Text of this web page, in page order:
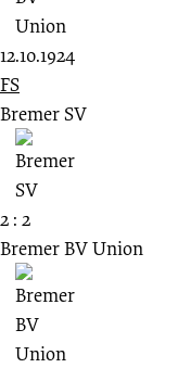
12.10.1924
FS
Bremer SV
2 : 2
Bremer BV Union